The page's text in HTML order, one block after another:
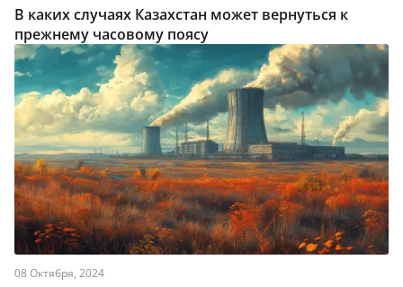
В каких случаях Казахстан может вернуться к
прежнему часовому поясу
08 Октября, 2024